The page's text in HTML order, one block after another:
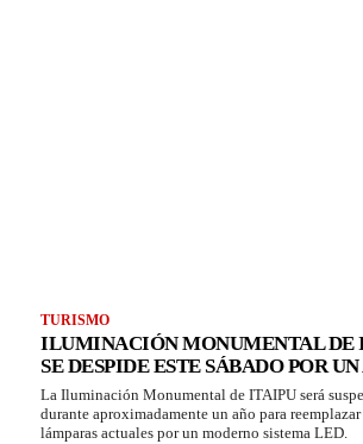
TURISMO
ILUMINACIÓN MONUMENTAL DE
SE DESPIDE ESTE SÁBADO POR
La Iluminación Monumental de ITAIPU será
durante aproximadamente un año para reemplazar
lámparas actuales por un moderno sistema LED.